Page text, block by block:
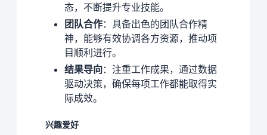
态，不断提升专业技能。
团队合作：具备出色的团队合作精
神，能够有效协调各方资源，推动项
目顺利进行。
结果导向：注重工作成果，通过数据
驱动决策，确保每项工作都能取得实
际成效。
兴趣爱好